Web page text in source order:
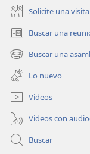
Solicite una visita
Buscar una
(abre
una
nueva
ventana)
Buscar una
(abre
una
nueva
ventana)
Lo nuevo
Videos
Videos con
Buscar